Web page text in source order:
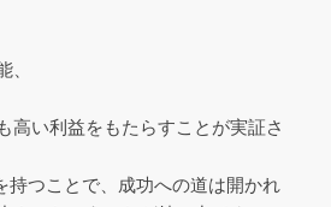
、
高い利益をもたらすことが実証さ
持つことで、成功への道は開かれ